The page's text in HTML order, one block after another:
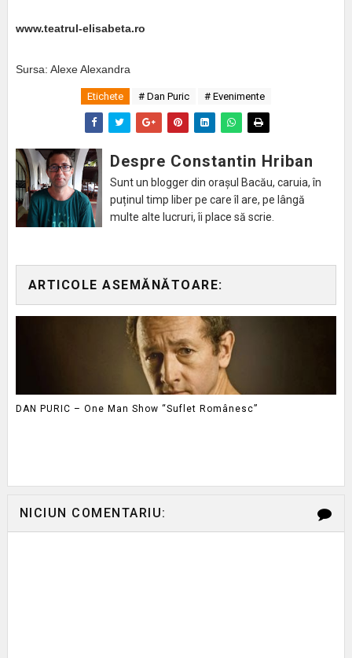
www.teatrul-elisabeta.ro
Sursa: Alexe Alexandra
Etichete # Dan Puric # Evenimente
Despre Constantin Hriban
Sunt un blogger din orașul Bacău, caruia, în
puținul timp liber pe care îl are, pe lângă
multe alte lucruri, îi place să scrie.
ARTICOLE ASEMĂNĂTOARE:
DAN PURIC – One Man Show “Suflet Românesc”
NICIUN COMENTARIU: